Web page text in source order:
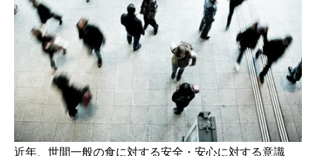
近年、世間一般の食に対する安全・安心に対する意識